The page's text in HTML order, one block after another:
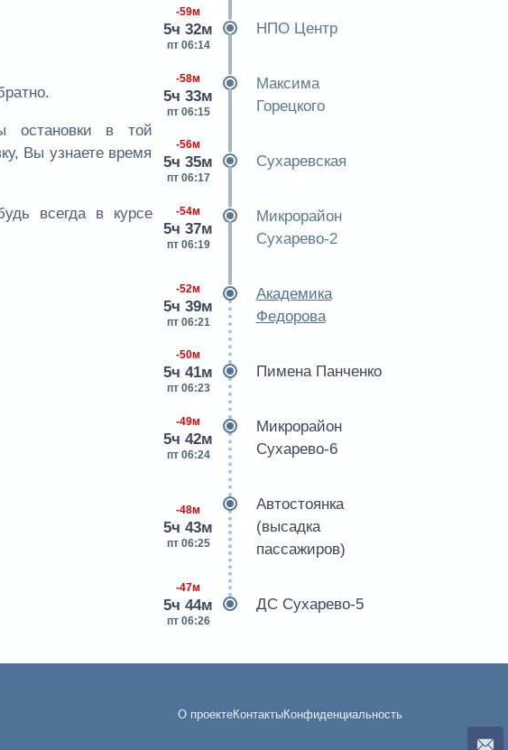
остановки в той
Вы узнаете время
всегда в курсе
-59м
5ч 32м
пт 06:14
НПО Центр
-58м
5ч 33м
пт 06:15
Максима
Горецкого
-56м
5ч 35м
пт 06:17
Сухаревская
-54м
5ч 37м
пт 06:19
Микрорайон
Сухарево-2
-52м
5ч 39м
пт 06:21
Академика
Федорова
-50м
5ч 41м
пт 06:23
Пимена Панченко
-49м
5ч 42м
пт 06:24
Микрорайон
Сухарево-6
-48м
5ч 43м
пт 06:25
Автостоянка
(высадка
пассажиров)
-47м
5ч 44м
пт 06:26
ДС Сухарево-5
О проектеКонтактыКонфиденциальность